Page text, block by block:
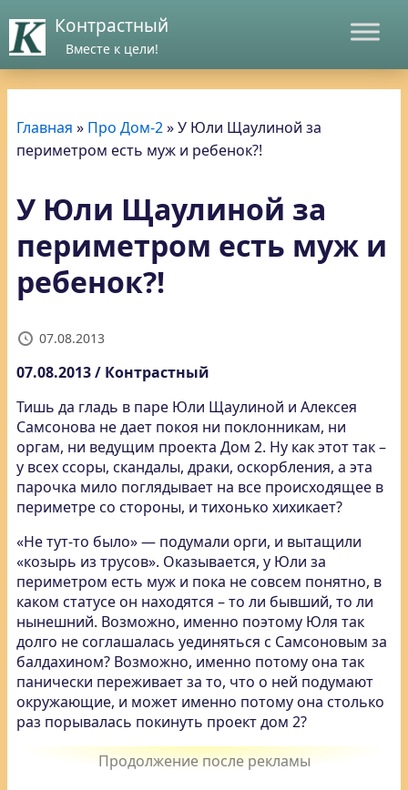
Контрастный
Вместе к цели!
Главная » Про Дом-2»У Юли Щаулиной за
периметром есть муж и ребенок?!
У Юли Щаулиной за
периметром есть муж и
ребенок?!
07.08.2013
07.08.2013 / Контрастный
Тишь да гладь в паре Юли Щаулиной и Алексея
Самсонова не дает покоя ни поклонникам, ни
оргам, ни ведущим проекта Дом 2. Ну как этот так –
у всех ссоры, скандалы, драки, оскорбления, а эта
парочка мило поглядывает на все происходящее в
периметре со стороны, и тихонько хихикает?
«Не тут-то было» — подумали орги, и вытащили
«козырь из трусов». Оказывается, у Юли за
периметром есть муж и пока не совсем понятно, в
каком статусе он находятся – то ли бывший, то ли
нынешний. Возможно, именно поэтому Юля так
долго не соглашалась уединяться с Самсоновым за
балдахином? Возможно, именно потому она так
панически переживает за то, что о ней подумают
окружающие, и может именно потому она столько
раз порывалась покинуть проект дом 2?